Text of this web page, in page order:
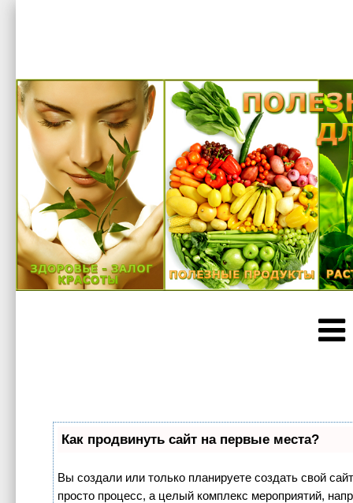
Как продвинуть сайт на первые места?
Вы создали или только планируете создать свой
просто процесс, а целый комплекс мероприятий,